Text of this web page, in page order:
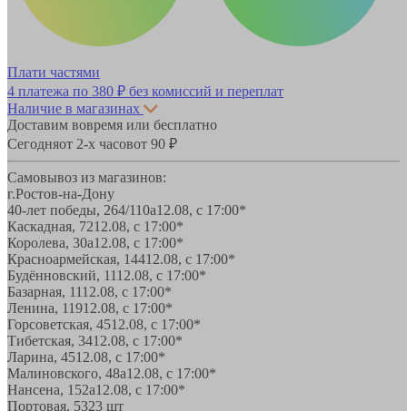
Плати частями
4 платежа по 380 ₽ без комиссий и переплат
Наличие в магазинах
Доставим вовремя или бесплатно
Сегодняот 2-х часовот 90 ₽
Самовывоз из магазинов:
г.Ростов-на-Дону
40-лет победы, 264/110а12.08, с 17:00*
Каскадная, 7212.08, с 17:00*
Королева, 30а12.08, с 17:00*
Красноармейская, 14412.08, с 17:00*
Будённовский, 1112.08, с 17:00*
Базарная, 1112.08, с 17:00*
Ленина, 11912.08, с 17:00*
Горсоветская, 4512.08, с 17:00*
Тибетская, 3412.08, с 17:00*
Ларина, 4512.08, с 17:00*
Малиновского, 48а12.08, с 17:00*
Нансена, 152а12.08, с 17:00*
Портовая, 5323 шт